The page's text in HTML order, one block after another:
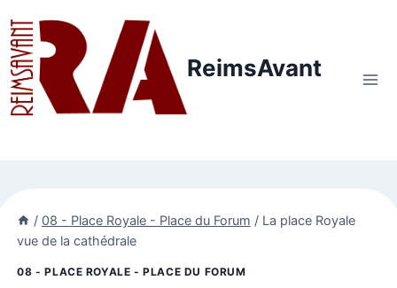
au
contenu
ReimsAvant
/ 08 - Place Royale - Place du Forum / La place Royale
vue de la cathédrale
08 - PLACE ROYALE - PLACE DU FORUM